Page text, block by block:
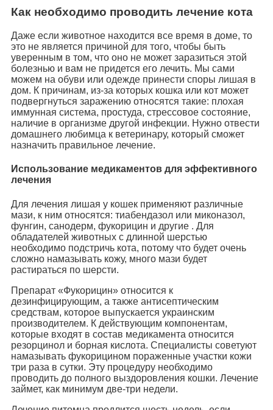
Как необходимо проводить лечение кота
Даже если животное находится все время в доме, то
это не является причиной для того, чтобы быть
уверенным в том, что оно не может заразиться этой
болезнью и вам не придется его лечить. Мы сами
можем на обуви или одежде принести споры лишая в
дом. К причинам, из-за которых кошка или кот может
подвергнуться заражению относятся такие: плохая
иммунная система, простуда, стрессовое состояние,
наличие в организме другой инфекции. Нужно отвести
домашнего любимца к ветеринару, который сможет
назначить правильное лечение.
Использование медикаментов для эффективного
лечения
Для лечения лишая у кошек применяют различные
мази, к ним относятся: тиабендазол или миконазол,
фунгин, санодерм, фукорицин и другие . Для
обладателей животных с длинной шерстью
необходимо подстричь кота, потому что будет очень
сложно намазывать кожу, много мази будет
растираться по шерсти.
Препарат «Фукорицин» относится к
дезинфицирующим, а также антисептическим
средствам, которое выпускается украинским
производителем. К действующим компонентам,
которые входят в состав медикамента относится
резорцинол и борная кислота. Специалисты советуют
намазывать фукорицином пораженные участки кожи
три раза в сутки. Эту процедуру необходимо
проводить до полного выздоровления кошки. Лечение
займет, как минимум две-три недели.